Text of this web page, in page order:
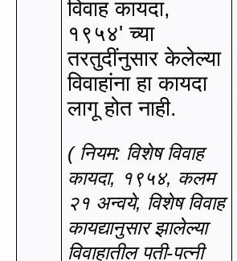
विवाह कायदा,
१९५४'च्या
तरतुदींनुसार केलेल्या
विवाहांना हा कायदा
लागू होत नाही.
(नियम: विशेष विवाह
कायदा, १९५४, कलम
२१ अन्‍वये, विशेष विवाह
कायद्यानुसार झालेल्या
विवाहातील पती-पत्नी